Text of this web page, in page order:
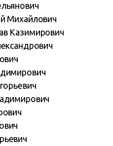
Михайлович
Казимирович